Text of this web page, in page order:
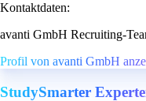
Kontaktdaten:
avanti GmbH Recruiting-
Profil von avanti GmbH
StudySmarter